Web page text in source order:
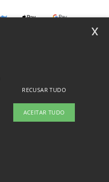
RECUSAR TUDO
ACEITAR TUDO
x